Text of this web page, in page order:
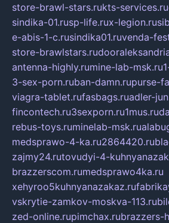
store-brawl-stars.rukts-services.ru
sindika-01.rusp-life.rux-legion.ru
e-abis-1-c.rusindika01.ruvenda-
store-brawlstars.ru
antenna-highly.rumine-lab-msk.ru
3-sex-porn.ruban-damn.rupurse-
viagra-tablet.rufasbags.ruadler-
fincontech.ru3sexporn.ru1mus.ru
rebus-toys.ruminelab-msk.ru
medsprawo-4-ka.ru2864420.ru
zajmy24.rutovudyi-4-
brazzerscom.rumedsprawo4ka.ru
xehyroo5kuhnyanazakaz.ru
vskrytie-zamkov-moskva-113.ru
zed-online.rupimchax.rubrazzers-